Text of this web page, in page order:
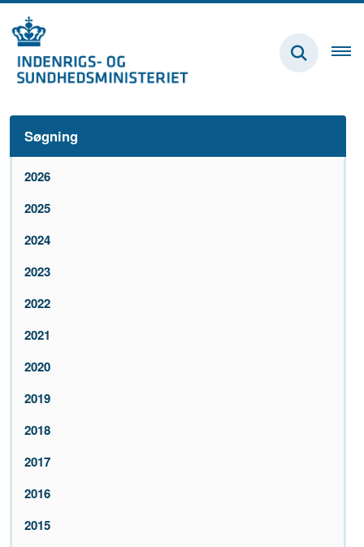
Søgning
2026
2025
2024
2023
2022
2021
2020
2019
2018
2017
2016
2015